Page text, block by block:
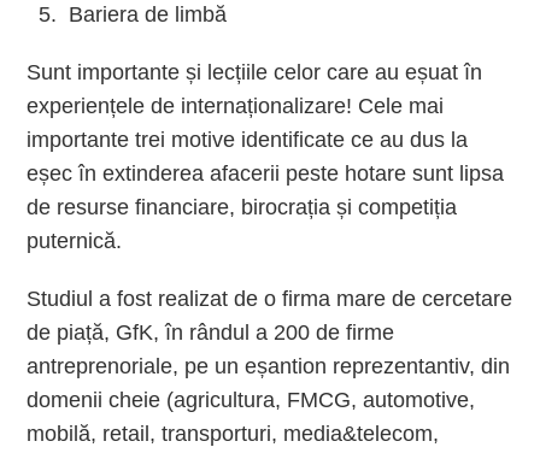
Bariera de limbă
Sunt importante și lecțiile celor care au eșuat în
experiențele de internaționalizare! Cele mai
importante trei motive identificate ce au dus la
eșec în extinderea afacerii peste hotare sunt lipsa
de resurse financiare, birocrația și competiția
puternică.
Studiul a fost realizat de o firma mare de cercetare
de piață, GfK, în rândul a 200 de firme
antreprenoriale, pe un eșantion reprezentantiv, din
domenii cheie (agricultura, FMCG, automotive,
mobilă, retail, transporturi, media&telecom,